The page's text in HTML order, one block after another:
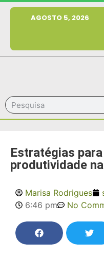
MENU
AGOSTO 5, 2026
Estratégias
produtividade
Marisa Rodrigues
6:46 pm
No